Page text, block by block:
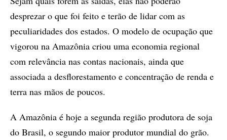
desprezar o que foi feito e terão de lidar com as
peculiaridades dos estados. O modelo de ocupação que
vigorou na Amazônia criou uma economia regional
com relevância nas contas nacionais, ainda que
associada a desflorestamento e concentração de renda e
terra nas mãos de poucos.
A Amazônia é hoje a segunda região produtora de soja
do Brasil, o segundo maior produtor mundial do grão.